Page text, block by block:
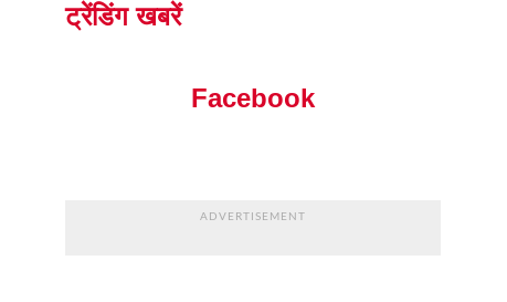
ट्रेंडिंग खबरें
Facebook
ADVERTISEMENT